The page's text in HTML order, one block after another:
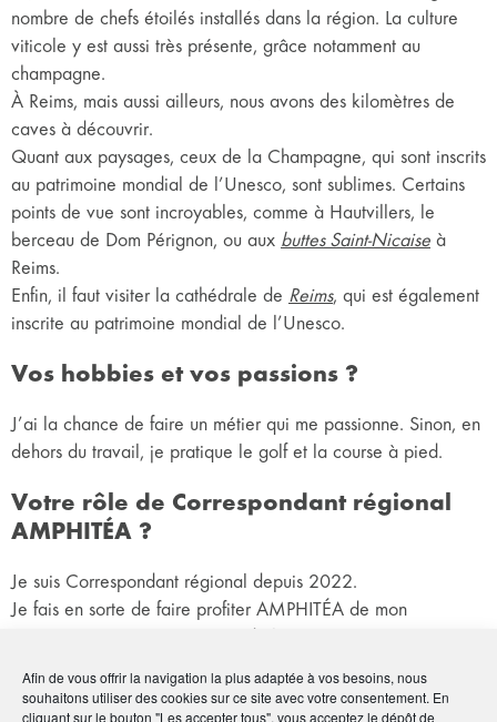
Afin de vous offrir la navigation la plus adaptée à vos besoins, nous
souhaitons utiliser des cookies sur ce site avec votre consentement. En
cliquant sur le bouton "Les accepter tous", vous acceptez le dépôt de
nombre de chefs étoilés installés dans la région. La culture
viticole y est aussi très présente, grâce notamment au
champagne.
À Reims, mais aussi ailleurs, nous avons des kilomètres de
caves à découvrir.
Quant aux paysages, ceux de la Champagne, qui sont inscrits
au patrimoine mondial de l’Unesco, sont sublimes. Certains
points de vue sont incroyables, comme à Hautvillers, le
berceau de Dom Pérignon, ou aux buttes Saint-Nicaise à
Reims.
Enfin, il faut visiter la cathédrale de Reims, qui est également
inscrite au patrimoine mondial de l’Unesco.
Vos hobbies et vos passions ?
J’ai la chance de faire un métier qui me passionne. Sinon, en
dehors du travail, je pratique le golf et la course à pied.
Votre rôle de Correspondant régional
AMPHITÉA ?
Je suis Correspondant régional depuis 2022.
Je fais en sorte de faire profiter AMPHITÉA de mon
objectifs est d’optimiser la visibilité de l’Association. Je vais y